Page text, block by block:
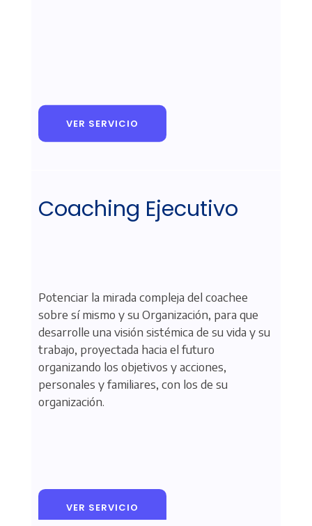
VER SERVICIO
Coaching Ejecutivo
Potenciar la mirada compleja del coachee
sobre sí mismo y su Organización, para que
desarrolle una visión sistémica de su vida y su
trabajo, proyectada hacia el futuro
organizando los objetivos y acciones,
personales y familiares, con los de su
organización.
VER SERVICIO